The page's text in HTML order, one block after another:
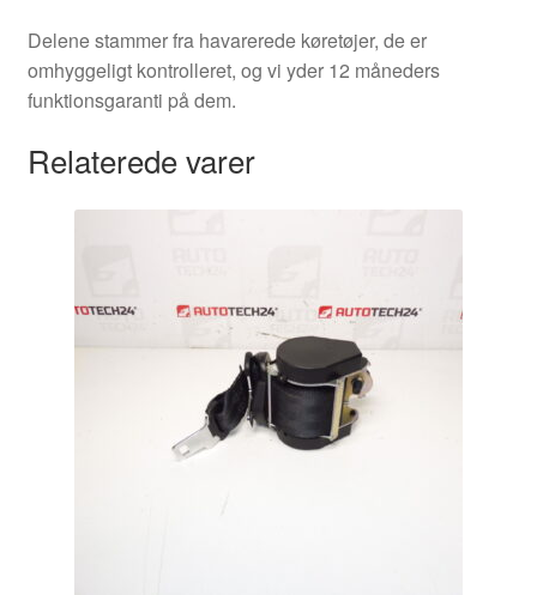
Delene stammer fra havarerede køretøjer, de er
omhyggeligt kontrolleret, og vi yder 12 måneders
funktionsgaranti på dem.
Relaterede varer